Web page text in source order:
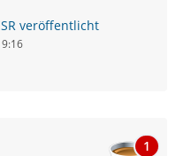
veröffentlicht
1